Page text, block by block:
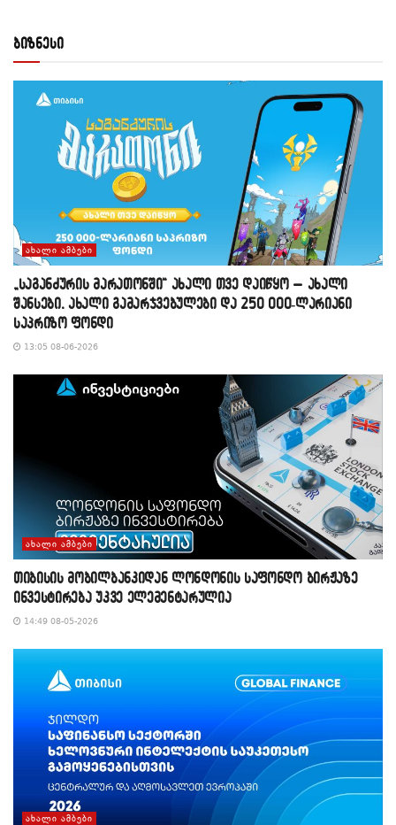
ბიზნესი
ᲐᲮᲐᲚᲘ ᲐᲛᲑᲔᲑᲘ
„საგანძურის მარათონში“ ახალი თვე დაიწყო – ახალი
შანსები, ახალი გამარჯვებულები და 250 000-ლარიანი
საპრიზო ფონდი
13:05 08-06-2026
ᲐᲮᲐᲚᲘ ᲐᲛᲑᲔᲑᲘ
თიბისის მობილბანკიდან ლონდონის საფონდო ბირჟაზე
ინვესტირება უკვე ელემენტარულია
14:49 08-05-2026
ᲐᲮᲐᲚᲘ ᲐᲛᲑᲔᲑᲘ